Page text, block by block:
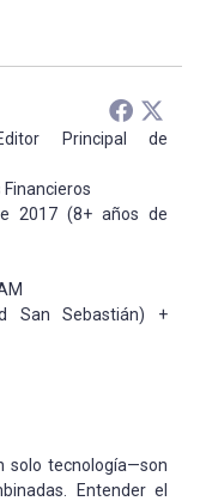
Principal de
2017 (8+ años de
San Sebastián) +
solo tecnología—son
Entender el